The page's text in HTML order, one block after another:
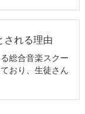
される理由
総合音楽スクー
おり、生徒さん